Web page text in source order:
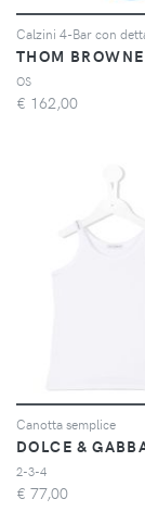
Calzini 4-Bar con
THOM BROWNE
OS
€ 162,00
Canotta semplice
DOLCE &
2-3-4
€ 77,00